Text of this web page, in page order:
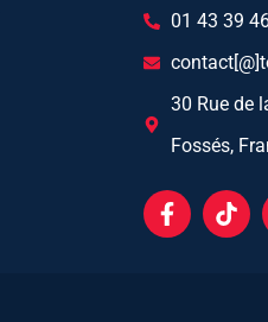
01 43 39
30 Rue de
Fossés,